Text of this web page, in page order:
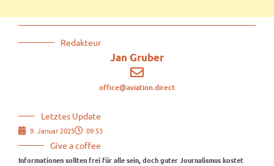
Redakteur
Jan Gruber
office@aviation.direct
Letztes Update
9. Januar 2025 09:53
Give a coffee
Informationen sollten frei für alle sein, doch guter Journalismus kostet